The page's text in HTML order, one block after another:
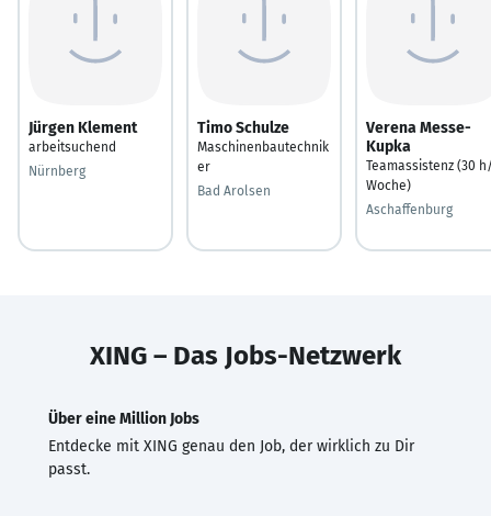
Jürgen Klement
arbeitsuchend
Nürnberg
Timo Schulze
Maschinenbautechnik
er
Bad Arolsen
Verena Messe-
Kupka
Teamassistenz (30
Woche)
Aschaffenburg
XING – Das Jobs-Netzwerk
Über eine Million Jobs
Entdecke mit XING genau den Job, der wirklich zu Dir
passt.